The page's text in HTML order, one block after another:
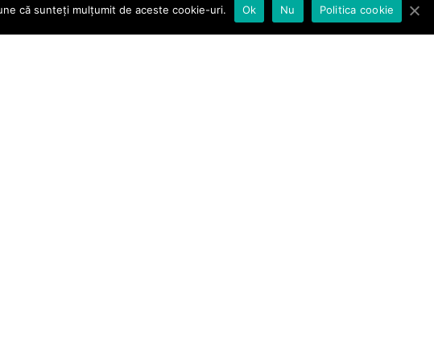
că sunteți mulțumit de aceste cookie-uri. Ok Nu Politica cookie